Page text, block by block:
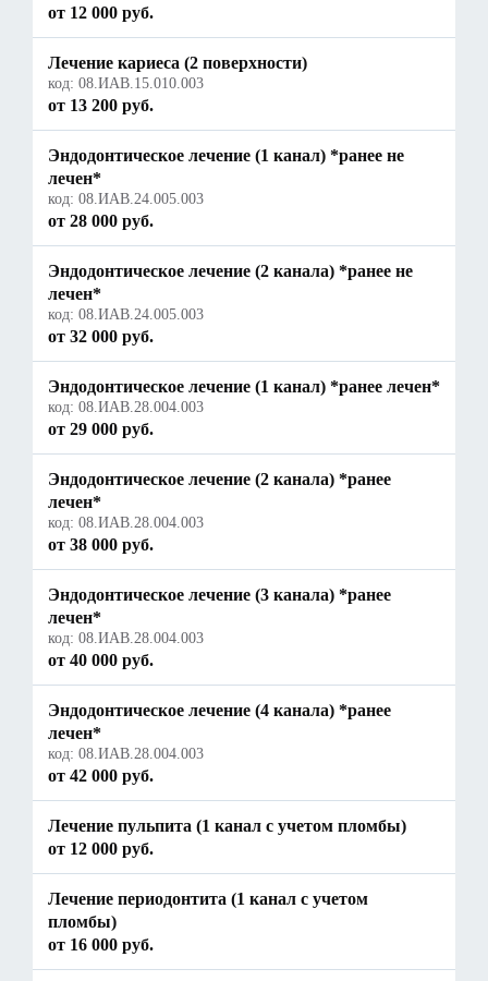
от 12 000 руб.
Лечение кариеса (2 поверхности)
код: 08.ИАВ.15.010.003
от 13 200 руб.
Эндодонтическое лечение (1 канал) *ранее не
лечен*
код: 08.ИАВ.24.005.003
от 28 000 руб.
Эндодонтическое лечение (2 канала) *ранее не
лечен*
код: 08.ИАВ.24.005.003
от 32 000 руб.
Эндодонтическое лечение (1 канал) *ранее лечен*
код: 08.ИАВ.28.004.003
от 29 000 руб.
Эндодонтическое лечение (2 канала) *ранее
лечен*
код: 08.ИАВ.28.004.003
от 38 000 руб.
Эндодонтическое лечение (3 канала) *ранее
лечен*
код: 08.ИАВ.28.004.003
от 40 000 руб.
Эндодонтическое лечение (4 канала) *ранее
лечен*
код: 08.ИАВ.28.004.003
от 42 000 руб.
Лечение пульпита (1 канал с учетом пломбы)
от 12 000 руб.
Лечение периодонтита (1 канал с учетом
пломбы)
от 16 000 руб.